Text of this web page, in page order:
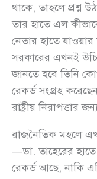
থাকে, তাহলে প্রশ্ন
তার হাতে এল
নেতার হাতে
সরকারের এখনই
জানতে হবে তিনি
রেকর্ড সংগ্রহ
রাষ্ট্রীয় নিরাপত্তার
রাজনৈতিক মহলে
—ডা. তাহেরের
রেকর্ড আছে, নাকি